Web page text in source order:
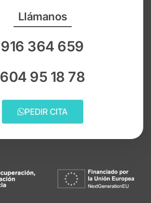
Llámanos
916 364 659
604 95 18 78
PEDIR CITA